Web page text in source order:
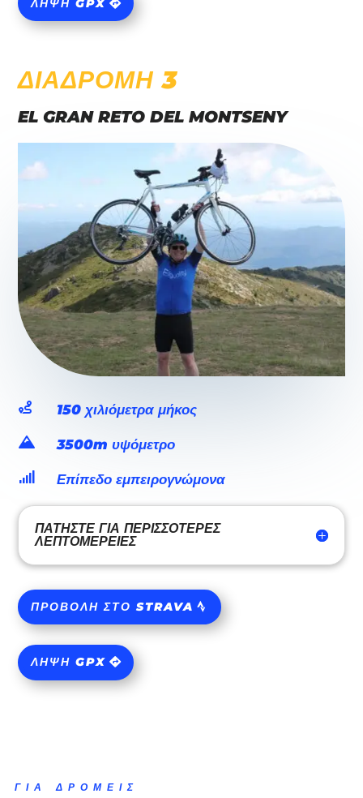
ΛΉΨΗ GPX
ΔΙΑΔΡΟΜΗ 3
EL GRAN RETO DEL MONTSENY
 150 χιλιόμετρα μήκος
 3500m υψόμετρο
 Επίπεδο εμπειρογνώμονα
ΠΑΤΉΣΤΕ ΓΙΑ ΠΕΡΙΣΣΌΤΕΡΕΣ
ΛΕΠΤΟΜΈΡΕΙΕΣ
ΠΡΟΒΟΛΉ ΣΤΟ STRAVA
ΛΉΨΗ GPX
ΓΙΑ ΔΡΟΜΕΊΣ